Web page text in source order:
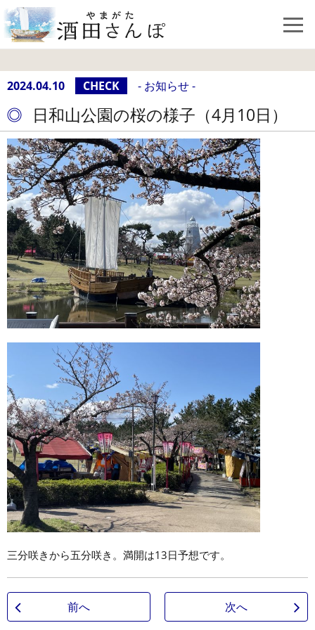
2024.04.10 CHECK - お知らせ -
日和山公園の桜の様子（4月10日）
三分咲きから五分咲き。満開は13日予想です。
前へ 次へ